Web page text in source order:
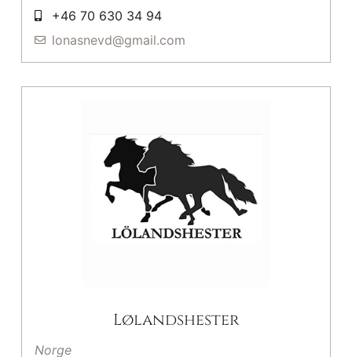
+46 70 630 34 94
lonasnevd@gmail.com
Lølandshester
Norge